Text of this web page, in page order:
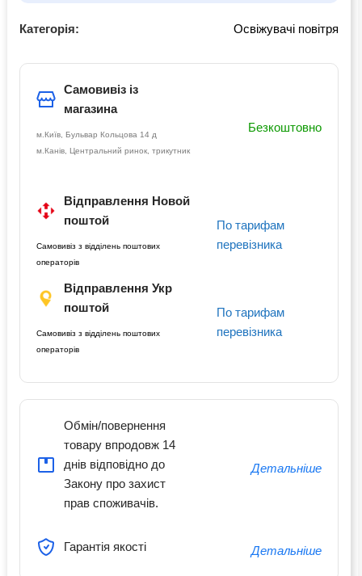
Категорія: Освіжувачі повітря
Самовивіз із
магазина
м.Київ, Бульвар Кольцова 14 д
м.Канів, Центральний ринок, трикутник
Безкоштовно
Відправлення Новой
поштой
Самовивіз з відділень поштових
операторів
По тарифам
перевізника
Відправлення Укр
поштой
Самовивіз з відділень поштових
операторів
По тарифам
перевізника
Обмін/повернення
товару впродовж 14
днів відповідно до
Закону про захист
прав споживачів.
Детальніше
Гарантія якості Детальніше